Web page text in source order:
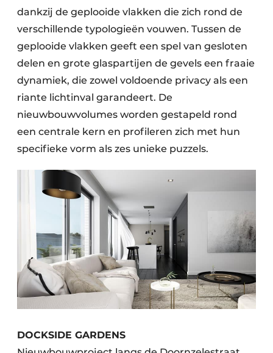
dankzij de geplooide vlakken die zich rond de
verschillende typologieën vouwen. Tussen de
geplooide vlakken geeft een spel van gesloten
delen en grote glaspartijen de gevels een fraaie
dynamiek, die zowel voldoende privacy als een
riante lichtinval garandeert. De
nieuwbouwvolumes worden gestapeld rond
een centrale kern en profileren zich met hun
specifieke vorm als zes unieke puzzels.
DOCKSIDE GARDENS